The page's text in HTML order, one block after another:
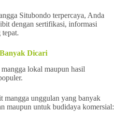
Situbondo terpercaya, Anda
dengan sertifikasi, informasi
tepat.
Dicari
lokal maupun hasil
mangga unggulan yang banyak
maupun untuk budidaya komersial: